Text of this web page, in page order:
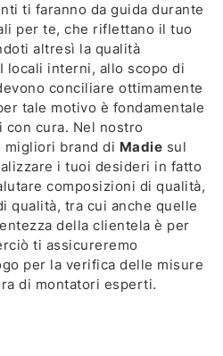
ti faranno da guida durante
per te, che riflettano il tuo
altresì la qualità
locali interni, allo scopo di
conciliare ottimamente
tale motivo è fondamentale
con cura. Nel nostro
migliori brand di Madie sul
i tuoi desideri in fatto
composizioni di qualità,
qualità, tra cui anche quelle
della clientela è per
ti assicureremo
per la verifica delle misure
di montatori esperti.